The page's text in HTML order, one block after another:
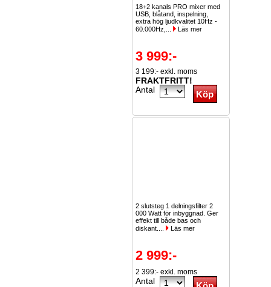
18+2 kanals PRO mixer med
USB, blåtand, inspelning,
extra hög ljudkvalitet 10Hz -
60.000Hz,...
Läs mer
3 999:-
3 199:- exkl. moms
FRAKTFRITT!
Antal
2 slutsteg 1 delningsfilter 2
000 Watt för inbyggnad. Ger
effekt till både bas och
diskant....
Läs mer
2 999:-
2 399:- exkl. moms
Antal